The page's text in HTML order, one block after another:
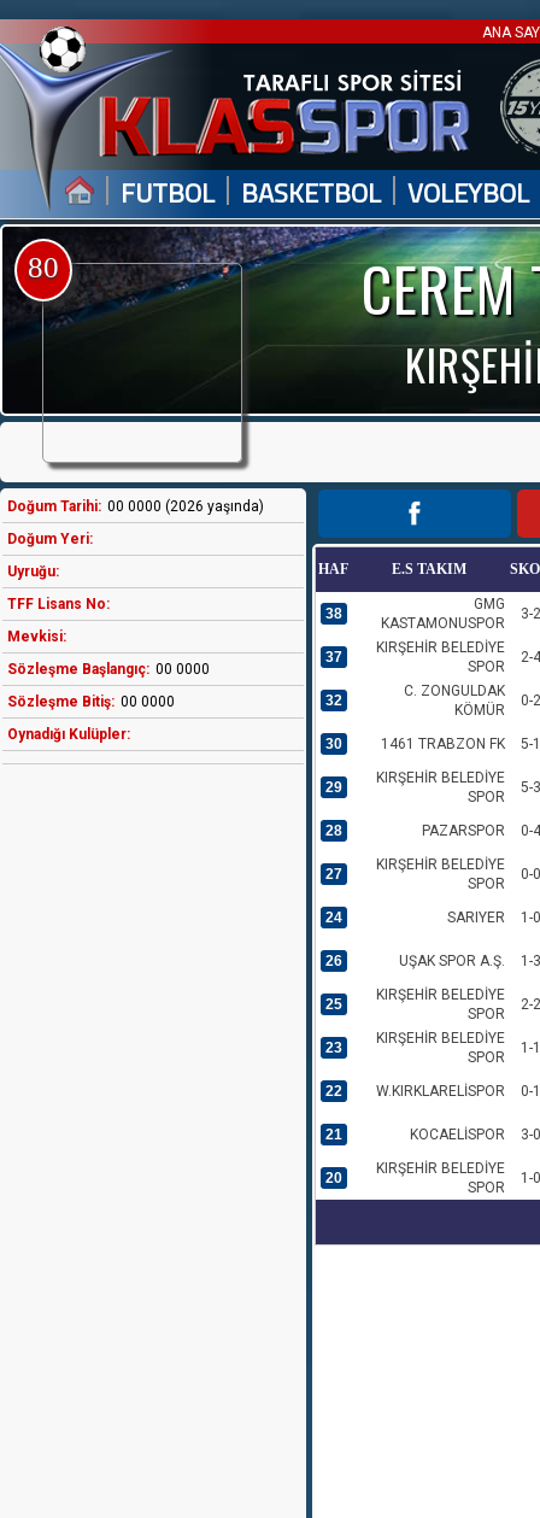
ANA
| FUTBOL | BASKETBOL | VOLEYBOL
80
Doğum Tarihi: 00 0000 (2026 yaşında)
Doğum Yeri:
Uyruğu:
TFF Lisans No:
Mevkisi:
Sözleşme Başlangıç: 00 0000
Sözleşme Bitiş: 00 0000
Oynadığı Kulüpler:
HAF E.S TAKIM
38
GMG
KASTAMONUSPOR
3-2
37
KIRŞEHİR BELEDİYE
SPOR
2-4
32
C. ZONGULDAK
KÖMÜR
0-2
30 1461 TRABZON FK 5-1
29
KIRŞEHİR BELEDİYE
SPOR
5-3
28 PAZARSPOR 0-4
27
KIRŞEHİR BELEDİYE
SPOR
0-0
24 SARIYER 1-0
26 UŞAK SPOR A.Ş. 1-3
25
KIRŞEHİR BELEDİYE
SPOR
2-2
23
KIRŞEHİR BELEDİYE
SPOR
1-1
22 W.KIRKLARELİSPOR 0-1
21 KOCAELİSPOR 3-0
20
KIRŞEHİR BELEDİYE
SPOR
1-0